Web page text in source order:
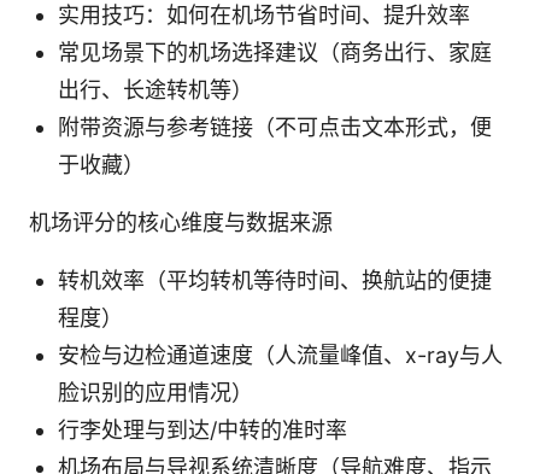
实用技巧：如何在机场节省时间、提升效率
常见场景下的机场选择建议（商务出行、家庭
出行、长途转机等）
附带资源与参考链接（不可点击文本形式，便
于收藏）
机场评分的核心维度与数据来源
转机效率（平均转机等待时间、换航站的便捷
程度）
安检与边检通道速度（人流量峰值、x-ray与人
脸识别的应用情况）
行李处理与到达/中转的准时率
机场布局与导视系统清晰度（导航难度、指示